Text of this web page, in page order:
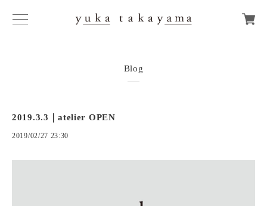
Blog
2019.3.3｜atelier OPEN
2019/02/27 23:30